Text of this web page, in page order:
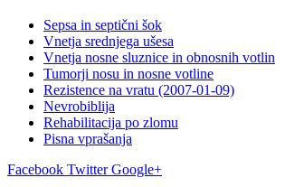
Sepsa in septični šok
Vnetja srednjega ušesa
Vnetja nosne sluznice in obnosnih votlin
Tumorji nosu in nosne votline
Rezistence na vratu (2007-01-09)
Nevrobiblija
Rehabilitacija po zlomu
Pisna vprašanja
Facebook Twitter Google+